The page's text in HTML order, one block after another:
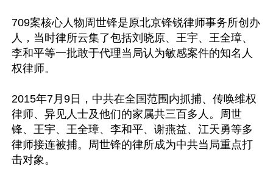
709案核心人物周世锋是原北京锋锐律师事务所创办
人，当时律所云集了包括刘晓原、王宇、王全璋、
李和平等一批敢于代理当局认为敏感案件的知名人
权律师。
2015年7月9日，中共在全国范围内抓捕、传唤维权
律师、异见人士及他们的家属共三百多人。周世
锋、王宇、王全璋、李和平、谢燕益、江天勇等多
律师接连被捕。周世锋的律所成为中共当局重点打
击对象。